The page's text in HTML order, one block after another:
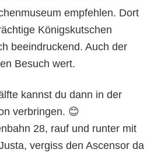
empfehlen. Dort
Königskutschen
beeindruckend. Auch der
Besuch wert.
kannst du dann in der
verbringen. 😊
28, rauf und runter mit
vergiss den Ascensor da